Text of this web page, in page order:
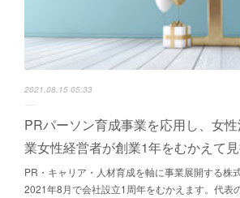
2021.08.15 05:33
PRパーソン育成事業を応用し、女
業女性経営者が創業1年をむかえて
PR・キャリア・人材育成を軸に事業展開する株
2021年8月で会社設立1周年をむかえます。代表